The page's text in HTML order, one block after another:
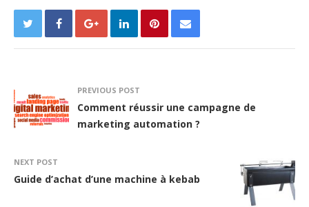
PREVIOUS POST
Comment réussir une campagne de
marketing automation ?
NEXT POST
Guide d’achat d’une machine à kebab